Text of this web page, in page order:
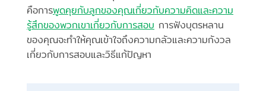
คือการพูดคุยกับลูกของคุณเกี่ยวกับความคิดและความ
รู้สึกของพวกเขาเกี่ยวกับการสอบ การฟังบุตรหลาน
ของคุณจะทำให้คุณเข้าใจถึงความกลัวและความกังวล
เกี่ยวกับการสอบและวิธีแก้ปัญหา